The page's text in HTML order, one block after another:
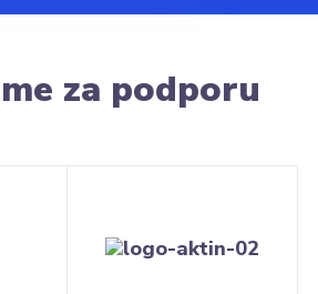
za podporu